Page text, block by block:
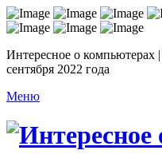
Интересное о компьютерах
сентября 2022 года
Меню